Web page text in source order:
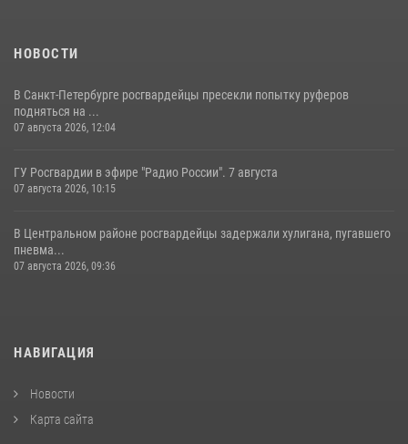
НОВОСТИ
В Санкт-Петербурге росгвардейцы пресекли попытку руферов
подняться на ...
07 августа 2026, 12:04
ГУ Росгвардии в эфире "Радио России". 7 августа
07 августа 2026, 10:15
В Центральном районе росгвардейцы задержали хулигана, пугавшего
пневма...
07 августа 2026, 09:36
НАВИГАЦИЯ
Новости
Карта сайта